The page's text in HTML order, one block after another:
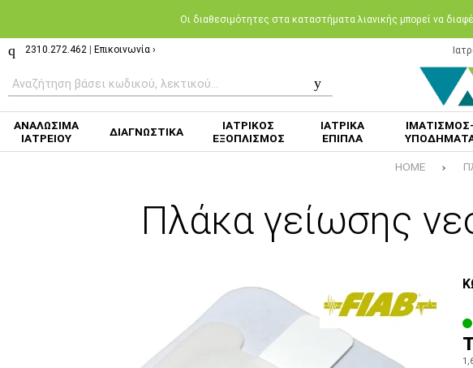
Oι διαθεσιμότητες στα καταστήματα λιανικής μπορεί να
2310.272.462 Επικοινωνία ›
ΑΝΑΛΩΣΙΜΑ
ΙΑΤΡΕΙΟΥ
ΔΙΑΓΝΩΣΤΙΚΑ
ΙΑΤΡΙΚΟΣ
ΕΞΟΠΛΙΣΜΟΣ
ΙΑΤΡΙΚΑ
ΕΠΙΠΛΑ
ΙΜΑΤΙΣΜΟΣ-
HOME
Πλάκα γείωσης